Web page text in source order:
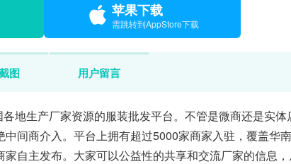
苹果下载
需跳转到AppStore下载
图 用户留言
地生产厂家资源的服装批发平台。不管是微商还是实
间商介入。平台上拥有超过5000家商家入驻，覆盖华
自主发布。大家可以公益性的共享和交流厂家的信息